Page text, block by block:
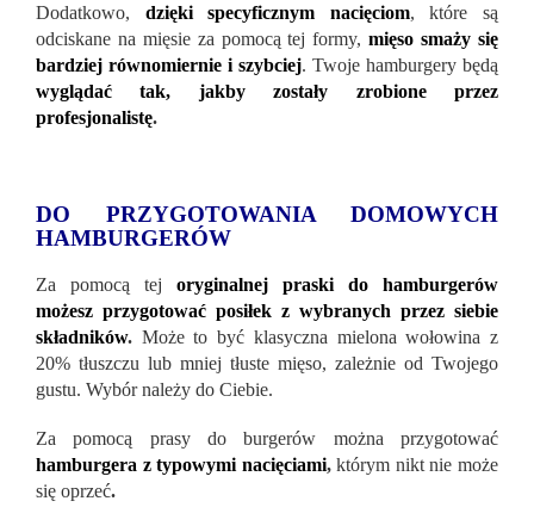
Dodatkowo, dzięki specyficznym nacięciom, które są
odciskane na mięsie za pomocą tej formy,mięso smaży się
bardziej równomiernie i szybciej. Twoje hamburgery będą
wyglądać tak, jakby zostały zrobione przez
profesjonalistę.
DO PRZYGOTOWANIA DOMOWYCH
HAMBURGERÓW
Za pomocą tej oryginalnej praski do hamburgerów
możesz przygotować posiłek z wybranych przez siebie
składników. Może to być klasyczna mielona wołowina z
20% tłuszczu lub mniej tłuste mięso, zależnie od Twojego
gustu. Wybór należy do Ciebie.
Za pomocą prasy do burgerów można przygotować
hamburgera z typowymi nacięciami, którym nikt nie może
się oprzeć.